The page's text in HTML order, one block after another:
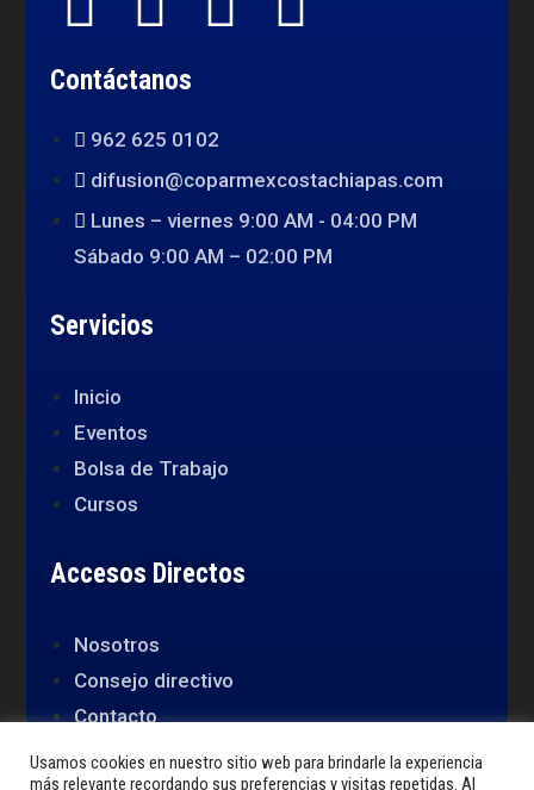
Contáctanos
962 625 0102
difusion@coparmexcostachiapas.com
Lunes – viernes 9:00 AM - 04:00 PM
Sábado 9:00 AM – 02:00 PM
Servicios
Inicio
Eventos
Bolsa de Trabajo
Cursos
Accesos Directos
Nosotros
Consejo directivo
Contacto
Usamos cookies en nuestro sitio web para brindarle la experiencia
más relevante recordando sus preferencias y visitas repetidas. Al